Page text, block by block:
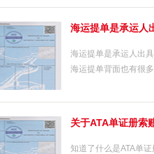
海运提单是承运人
海运提单是承运人出
海运提单背面也有很
关于ATA单证册索
知道了什么是ATA单